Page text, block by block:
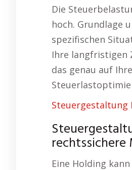
Die
hoch. Grundlage
spezifischen
Ihre langfristigen
das genau auf
Steuergestaltung
Eine Holding